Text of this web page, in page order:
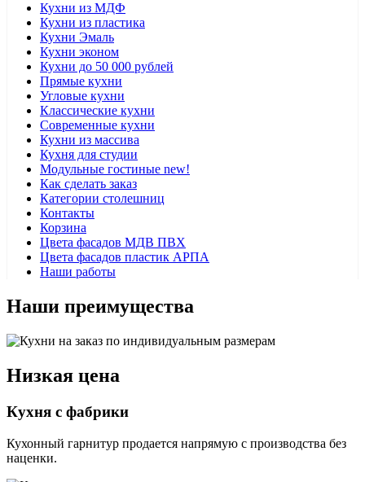
Кухни из МДФ
Кухни из пластика
Кухни Эмаль
Кухни эконом
Кухни до 50 000 рублей
Прямые кухни
Угловые кухни
Классические кухни
Современные кухни
Кухни из массива
Кухня для студии
Модульные гостиные new!
Как сделать заказ
Категории столешниц
Контакты
Корзина
Цвета фасадов МДВ ПВХ
Цвета фасадов пластик АРПА
Наши работы
Наши преимущества
Низкая цена
Кухня с фабрики
Кухонный гарнитур продается напрямую с производства без
наценки.